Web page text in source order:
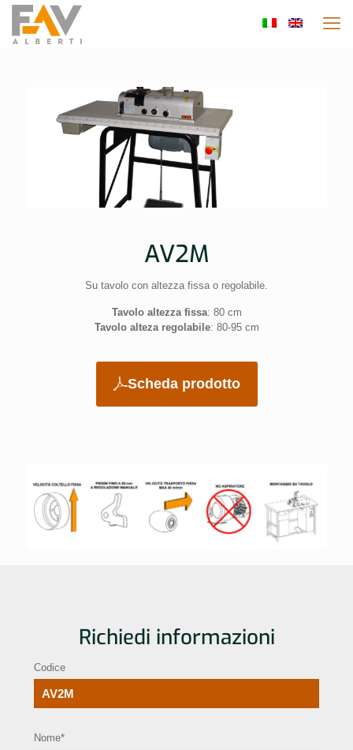
AV2M
Su tavolo con altezza fissa o regolabile.
Tavolo altezza fissa: 80 cm
Tavolo alteza regolabile: 80-95 cm
Scheda prodotto
Richiedi informazioni
Codice
Nome*